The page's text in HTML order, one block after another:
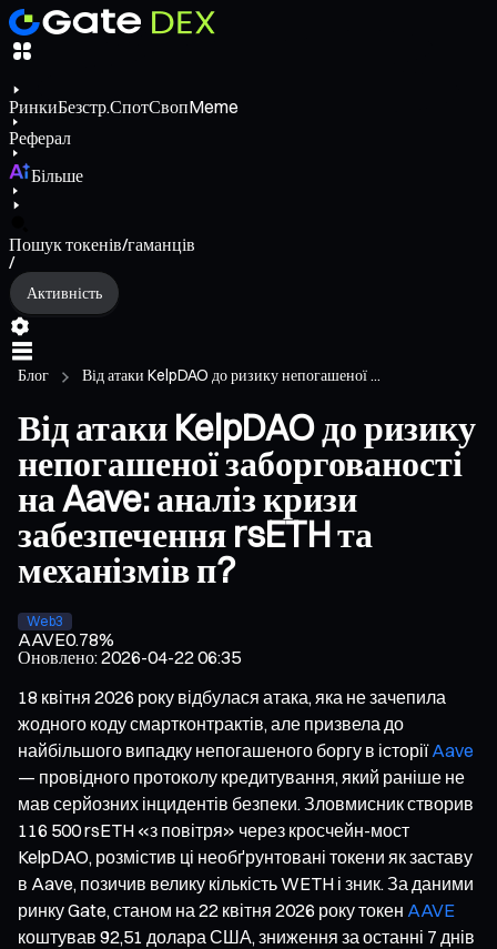
РинкиБезстр.СпотСвопMeme
Реферал
Більше
Пошук токенів/гаманців
/
Активність
Блог Від атаки KelpDAO до ризику непогашеної ...
Від атаки KelpDAO до ризику
непогашеної заборгованості
на Aave: аналіз кризи
забезпечення rsETH та
механізмів п?
Web3
AAVE0.78%
Оновлено:2026-04-22 06:35
18 квітня 2026 року відбулася атака, яка не зачепила
жодного коду смартконтрактів, але призвела до
найбільшого випадку непогашеного боргу в історіїAave
— провідного протоколу кредитування, який раніше не
мав серйозних інцидентів безпеки. Зловмисник створив
116 500 rsETH «з повітря» через кросчейн-мост
KelpDAO, розмістив ці необґрунтовані токени як заставу
в Aave, позичив велику кількість WETH і зник. За даними
ринку Gate, станом на 22 квітня 2026 року токен AAVE
коштував 92,51 долара США, зниження за останні 7 днів